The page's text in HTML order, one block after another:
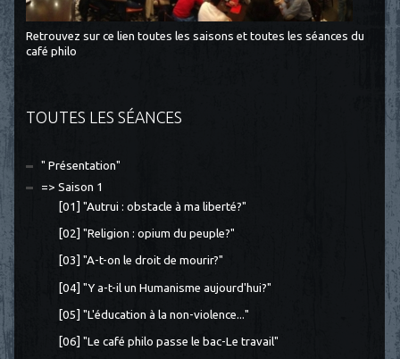
Retrouvez sur ce lien toutes les saisons et toutes les séances du
café philo
TOUTES LES SÉANCES
" Présentation"
=> Saison 1
[01] "Autrui : obstacle à ma liberté?"
[02] "Religion : opium du peuple?"
[03] "A-t-on le droit de mourir?"
[04] "Y a-t-il un Humanisme aujourd'hui?"
[05] "L'éducation à la non-violence..."
[06] "Le café philo passe le bac-Le travail"